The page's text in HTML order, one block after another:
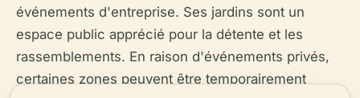
événements d'entreprise. Ses jardins sont un
espace public apprécié pour la détente et les
rassemblements. En raison d'événements privés,
certaines zones peuvent être temporairement